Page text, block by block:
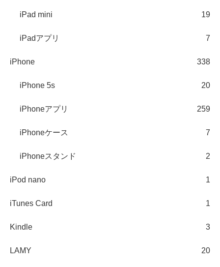
iPad mini 19
iPadアプリ 7
iPhone 338
iPhone 5s 20
iPhoneアプリ 259
iPhoneケース 7
iPhoneスタンド 2
iPod nano 1
iTunes Card 1
Kindle 3
LAMY 20